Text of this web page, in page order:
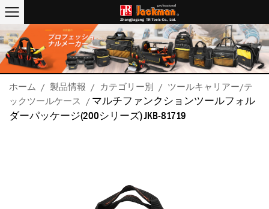
ホーム / 製品情報 / カテゴリー別 / ツールキャリアー/テ
ックツールケース / マルチファンクションツールフォル
ダーパッケージ(200シリーズ) JKB-81719